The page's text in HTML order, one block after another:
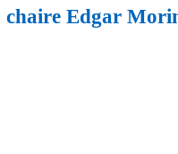
chaire Edgar